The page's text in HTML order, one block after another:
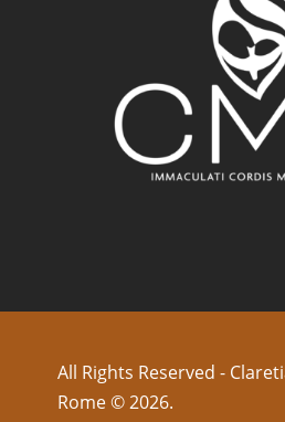
All Rights Reserved -
Rome © 2026.